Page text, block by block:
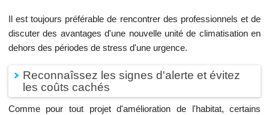
Il est toujours préférable de rencontrer des professionnels et de
discuter des avantages d'une nouvelle unité de climatisation en
dehors des périodes de stress d'une urgence.
Reconnaîssez les signes d'alerte et évitez
les coûts cachés
Comme pour tout projet d'amélioration de l'habitat, certains